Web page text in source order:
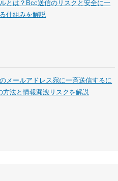
とは？Bcc送信のリスクと安全に一
仕組みを解説
メールアドレス宛に一斉送信するに
方法と情報漏洩リスクを解説